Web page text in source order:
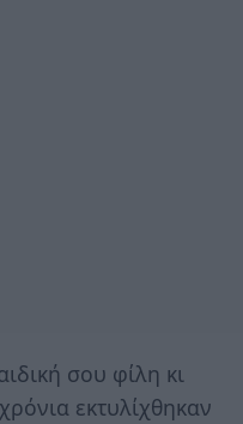
σου φίλη κι
εκτυλίχθηκαν